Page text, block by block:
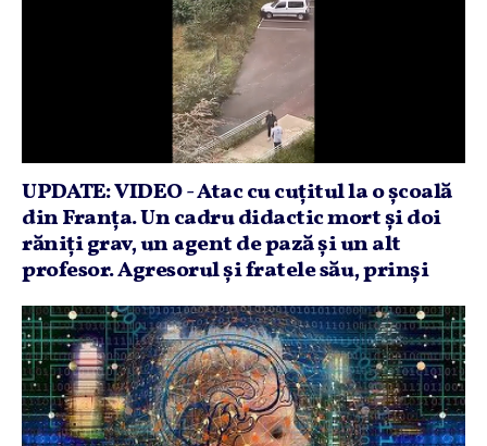
UPDATE: VIDEO - Atac cu cuţitul la o şcoală
din Franţa. Un cadru didactic mort şi doi
răniţi grav, un agent de pază şi un alt
profesor. Agresorul şi fratele său, prinşi